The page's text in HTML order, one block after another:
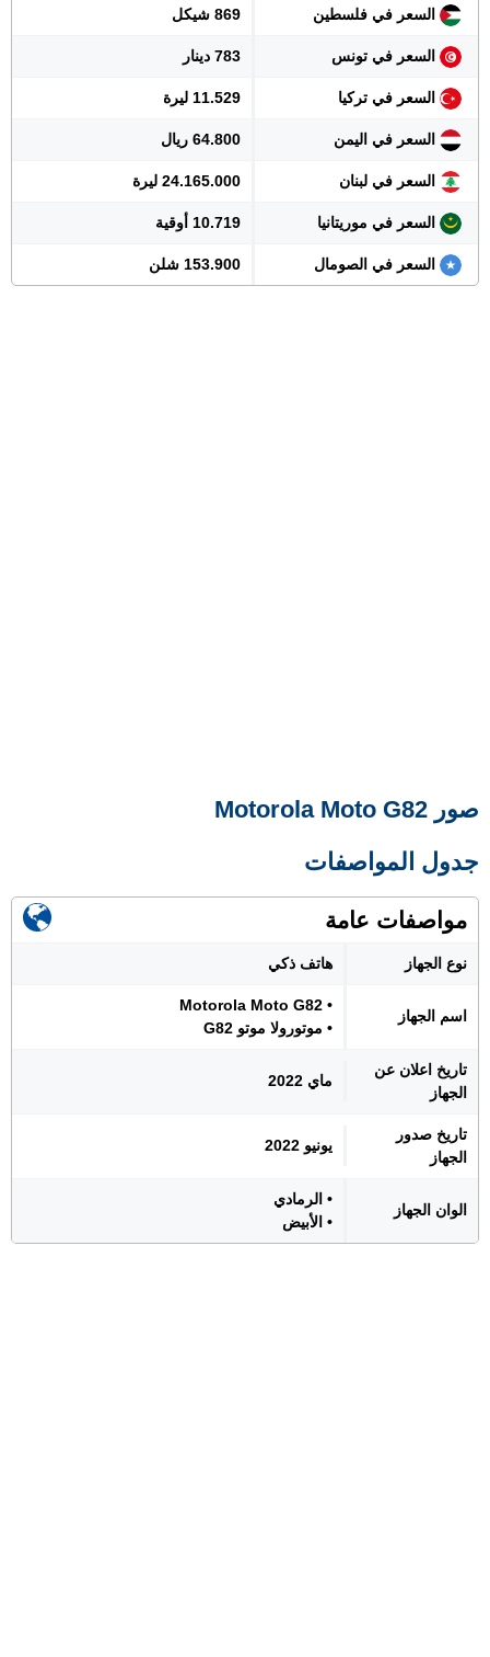
السعر في فلسطين 869 شيكل
السعر في تونس 783 دينار
السعر في تركيا 11.529 ليرة
السعر في اليمن 64.800 ريال
السعر في لبنان 24.165.000 ليرة
السعر في موريتانيا 10.719 أوقية
السعر في الصومال 153.900 شلن
صور Motorola Moto G82
جدول المواصفات
مواصفات عامة
نوع الجهاز هاتف ذكي
اسم الجهاز
• Motorola Moto G82
• موتورولا موتو G82
تاريخ اعلان عن
الجهاز
ماي 2022
تاريخ صدور
الجهاز
يونيو 2022
الوان الجهاز
• الرمادي
• الأبيض